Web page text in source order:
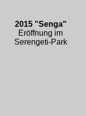
2015 "Senga"
Eröffnung im
Serengeti-Park